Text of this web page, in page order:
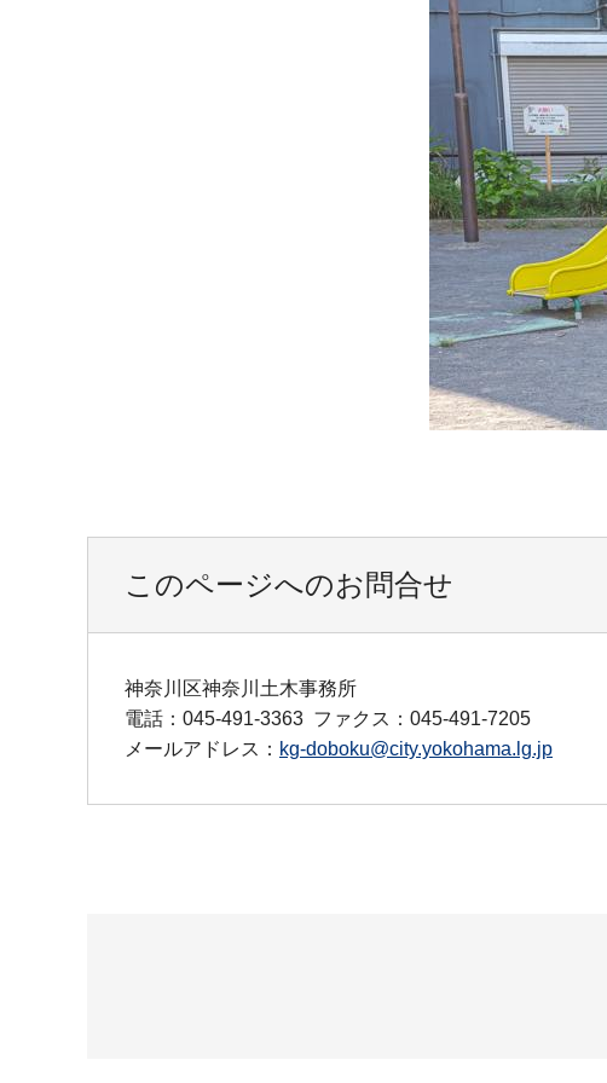
このページへのお問合せ
神奈川区神奈川土木事務所
電話：045-491-3363 ファクス：045-491-7205
メールアドレス： kg-doboku@city.yokohama.lg.jp